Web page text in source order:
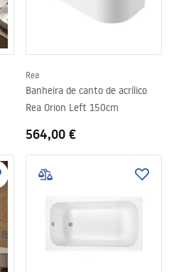
Rea
Banheira de canto de acrílico
Rea Orion Left 150cm
564,00 €